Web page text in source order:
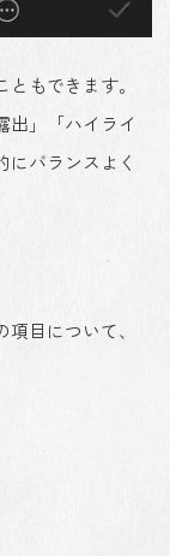
もできます。
出」「ハイライ
にバランスよく
目について、